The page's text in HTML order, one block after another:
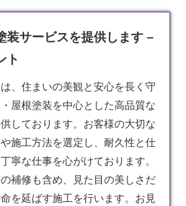
装サービスを提供します –
ト
、住まいの美観と安心を長く守
・屋根塗装を中心とした高品質な
しております。お客様の大切な
施工方法を選定し、耐久性と仕
寧な仕事を心がけております。
補修も含め、見た目の美しさだ
を延ばす施工を行います。お見